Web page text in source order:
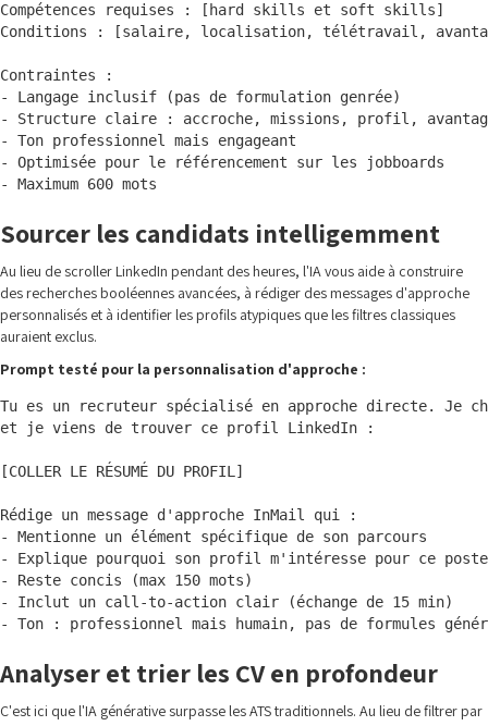
Compétences requises : [hard skills et soft skills]
Conditions : [salaire, localisation, télétravail,
Contraintes :
- Langage inclusif (pas de formulation genrée)
- Structure claire : accroche, missions, profil,
- Ton professionnel mais engageant
- Optimisée pour le référencement sur les jobboards
Sourcer les candidats intelligemment
Au lieu de scroller LinkedIn pendant des heures, l'IA vous aide à construire
des recherches booléennes avancées, à rédiger des messages d'approche
personnalisés et à identifier les profils atypiques que les filtres classiques
auraient exclus.
Prompt testé pour la personnalisation d'approche :
Tu es un recruteur spécialisé en approche directe. Je
et je viens de trouver ce profil LinkedIn :
[COLLER LE RÉSUMÉ DU PROFIL]
Rédige un message d'approche InMail qui :
- Mentionne un élément spécifique de son parcours
- Explique pourquoi son profil m'intéresse pour ce
- Reste concis (max 150 mots)
- Inclut un call-to-action clair (échange de 15 min)
Analyser et trier les CV en profondeur
C'est ici que l'IA générative surpasse les ATS traditionnels. Au lieu de filtrer par